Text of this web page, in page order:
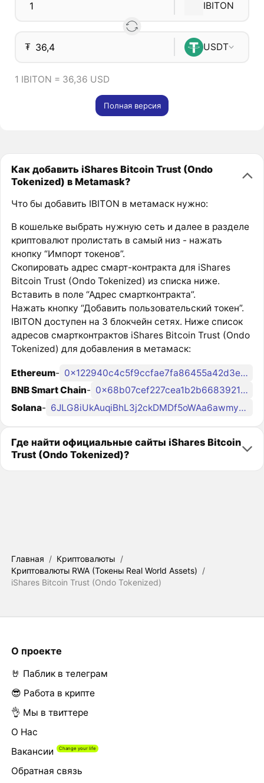
IBITON
₮ USDT
1 IBITON = 36,36 USD
Полная версия
Как добавить iShares Bitcoin Trust (Ondo
Tokenized) в Metamask?
Что бы добавить IBITON в метамаск нужно:
В кошельке выбрать нужную сеть и далее в разделе
криптовалют пролистать в самый низ - нажать
кнопку “Импорт токенов”.
Скопировать адрес смарт-контракта для iShares
Bitcoin Trust (Ondo Tokenized) из списка ниже.
Вставить в поле “Адрес смартконтракта”.
Нажать кнопку “Добавить пользовательский токен”.
IBITON доступен на 3 блокчейн сетях. Ниже список
адресов смартконтрактов iShares Bitcoin Trust (Ondo
Tokenized) для добавления в метамаск:
Ethereum-
0x122940c4c5f9ccfae7fa86455a42d3ec140855ce
BNB Smart Chain-
0x68b07cef227cea1b2b6683921c8c825cd5c69ec7
Solana- 6JLG8iUkAuqiBhL3j2ckDMDf5oWAa6awmyaWezKondo
Где найти официальные сайты iShares Bitcoin
Trust (Ondo Tokenized)?
Главная / Криптовалюты /
Криптовалюты RWA (Токены Real World Assets) /
iShares Bitcoin Trust (Ondo Tokenized)
О проекте
🤘 Паблик в телеграм
😎 Работа в крипте
👌 Мы в твиттере
О Нас
Вакансии
Обратная связь